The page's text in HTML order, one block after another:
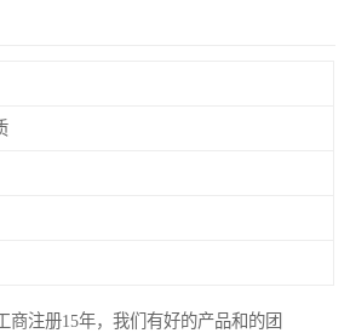
商注册15年，我们有好的产品和的团